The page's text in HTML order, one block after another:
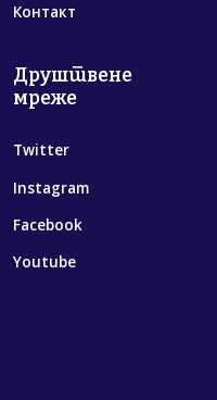
Контакт
Друштвене
мреже
Twitter
Instagram
Facebook
Youtube